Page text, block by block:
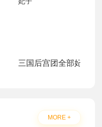
三国后宫团全部妃子
MORE +